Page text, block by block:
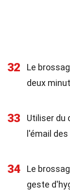
32
Le
deux
33 Utiliser du
l'émail
34
Le
geste